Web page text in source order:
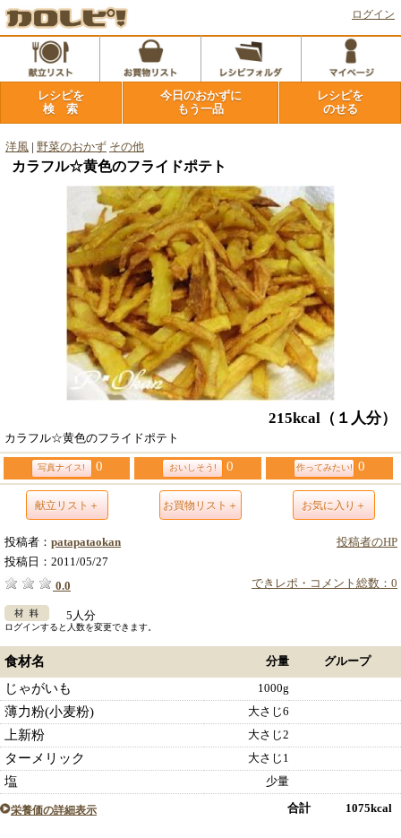
ログイン
レシピを
検 索
今日のおかずに
もう一品
レシピを
のせる
洋風 野菜のおかず その他
カラフル☆黄色のフライドポテト
215kcal （１人分）
カラフル☆黄色のフライドポテト
写真ナイス! 0 おいしそう! 0 作ってみたい! 0
献立リスト＋ お買物リスト＋ お気に入り＋
投稿者のHP
投稿者： patapataokan
投稿日： 2011/05/27
できレポ・コメント総数：0
0.0
5人分
ログインすると人数を変更できます。
食材名 分量 グループ
じゃがいも 1000g
薄力粉(小麦粉) 大さじ6
上新粉 大さじ2
ターメリック 大さじ1
塩 少量
栄養価の詳細表示 合計 1075kcal